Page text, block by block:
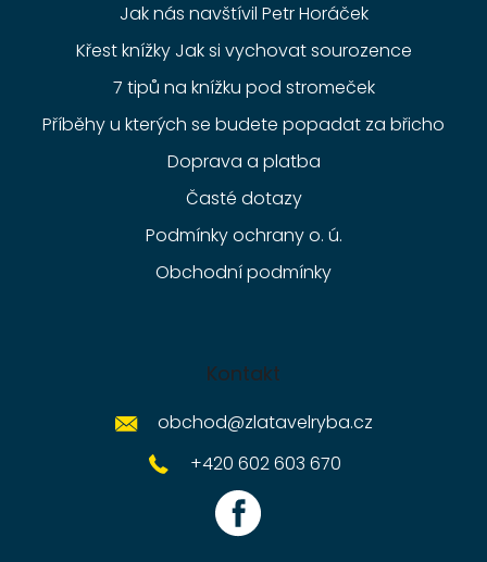
Jak nás navštívil Petr Horáček
Křest knížky Jak si vychovat sourozence
7 tipů na knížku pod stromeček
Příběhy u kterých se budete popadat za břicho
Doprava a platba
Časté dotazy
Podmínky ochrany o. ú.
Obchodní podmínky
Kontakt
obchod@zlatavelryba.cz
+420 602 603 670